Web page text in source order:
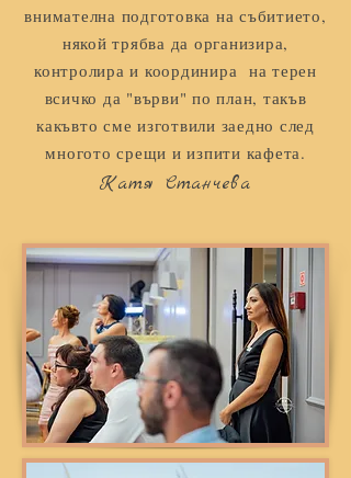
внимателна подготовка на събитието,
някой трябва да организира,
контролира и координира на терен
всичко да "върви" по план, такъв
какъвто сме изготвили заедно след
многото срещи и изпити кафета.
Катя Станчева